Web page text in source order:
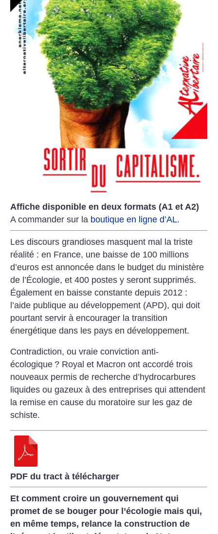
Affiche disponible en deux formats (A1 et A2)
A commander sur la boutique en ligne d’AL.
Les discours grandioses masquent mal la triste
réalité : en France, une baisse de 100 millions
d’euros est annoncée dans le budget du ministère
de l’Écologie, et 400 postes y seront supprimés.
Également en baisse constante depuis 2012 :
l’aide publique au développement (APD), qui doit
pourtant servir à encourager la transition
énergétique dans les pays en développement.
Contradiction, ou vraie conviction anti-
écologique ? Royal et Macron ont accordé trois
nouveaux permis de recherche d’hydrocarbures
liquides ou gazeux à des entreprises qui attendent
la remise en cause du moratoire sur les gaz de
schiste.
PDF du tract à télécharger
Et comment croire un gouvernement qui
promet de se bouger pour l’écologie mais qui,
en même temps, relance la construction de